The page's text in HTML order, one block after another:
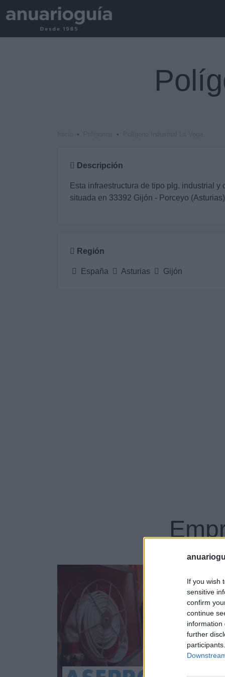
If you wish
sensitive
confirm
continue
information
further
Descripción
Esta infraestructura de tipo plg. industrial y
situada en 33392 Gijón - Porceyo
Región
España Asturias Gijón